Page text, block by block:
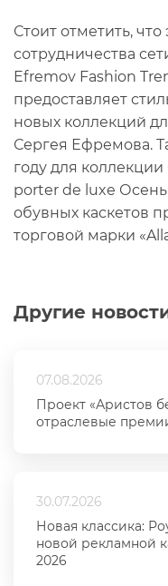
Другие
07.08.2026
Проект «Аристов
отраслевые
30.07.2026
Новая классика:
новой рекламной
2026
Стоит отметить,
сотрудничества
Efremov Fashion
предоставляет
новых коллекций
Сергея Ефремова.
году для
porter de luxe
обувных каскетов
торговой марки